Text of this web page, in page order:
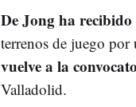
De Jong ha
terrenos de juego por
vuelve a la
Valladolid.